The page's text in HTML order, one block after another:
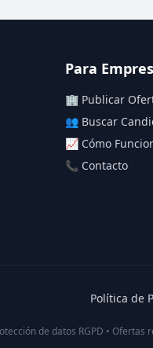
Para
🏢 Publicar
👥 Buscar
📈 Cómo
📞 Contacto
Política de
de datos RGPD • Ofertas